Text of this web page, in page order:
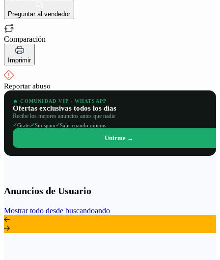
Preguntar al vendedor
Comparación
Imprimir
Reportar abuso
🔥 COMUNIDAD VIP · WHATSAPP
Ofertas exclusivas todos los días
Recibe los mejores anuncios antes que nadie
✓Gratis✓Sin spam✓Salir cuando quieras
Unirme →
Anuncios de Usuario
Mostrar todo desde buscandoando